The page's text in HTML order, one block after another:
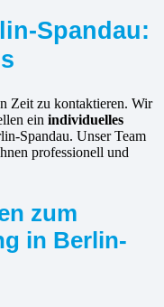
Spandau:
Zeit zu kontaktieren. Wir
ein individuelles
Spandau. Unser Team
professionell und
zum
in Berlin-